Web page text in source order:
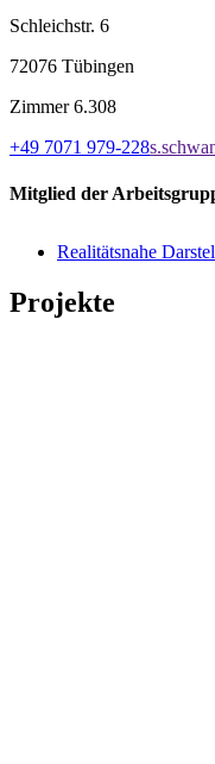
Schleichstr. 6
72076 Tübingen
Zimmer 6.308
+49 7071 979-228
Mitglied der
Realitätsnahe
Projekte